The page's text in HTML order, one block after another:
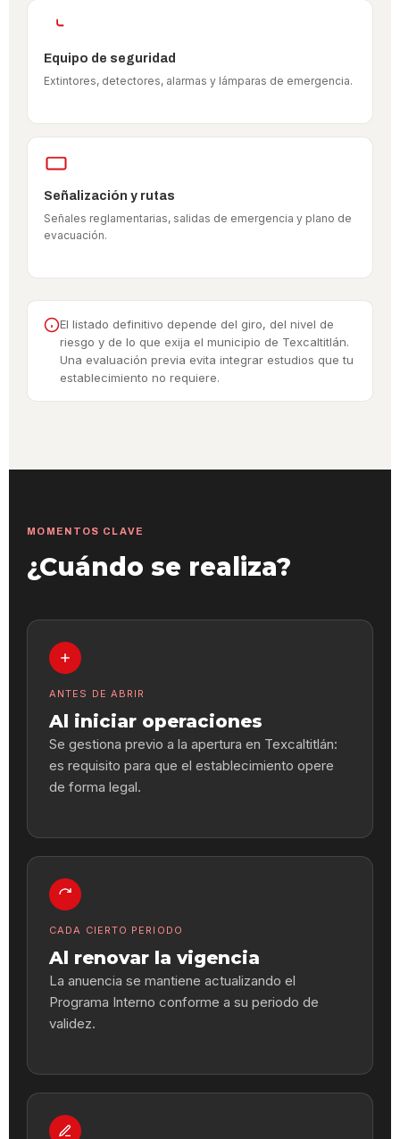
Equipo de seguridad
Extintores, detectores, alarmas y lámparas de emergencia.
Señalización y rutas
Señales reglamentarias, salidas de emergencia y plano de
evacuación.
El listado definitivo depende del giro, del nivel de
riesgo y de lo que exija el municipio de Texcaltitlán.
Una evaluación previa evita integrar estudios que tu
establecimiento no requiere.
MOMENTOS CLAVE
¿Cuándo se realiza?
ANTES DE ABRIR
Al iniciar operaciones
Se gestiona previo a la apertura en Texcaltitlán:
es requisito para que el establecimiento opere
de forma legal.
CADA CIERTO PERIODO
Al renovar la vigencia
La anuencia se mantiene actualizando el
Programa Interno conforme a su periodo de
validez.